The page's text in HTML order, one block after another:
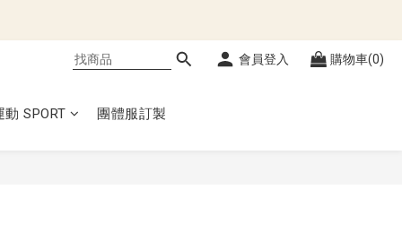
會員登入 購物車(0)
動 SPORT 團體服訂製